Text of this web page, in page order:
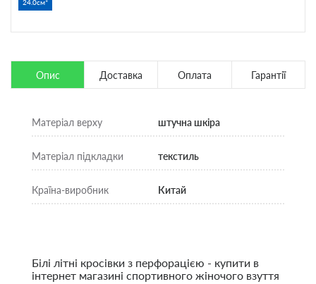
24.0см
Опис Доставка Оплата Гарантії
Матеріал верху штучна шкіра
Матеріал підкладки текстиль
Країна-виробник Китай
Білі літні кросівки з перфорацією - купити в
інтернет магазині спортивного жіночого взуття